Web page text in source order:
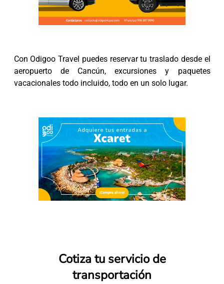
Con Odigoo Travel puedes reservar tu traslado desde el
aeropuerto de Cancún, excursiones y paquetes
vacacionales todo incluido, todo en un solo lugar.
Cotiza tu servicio de
transportación